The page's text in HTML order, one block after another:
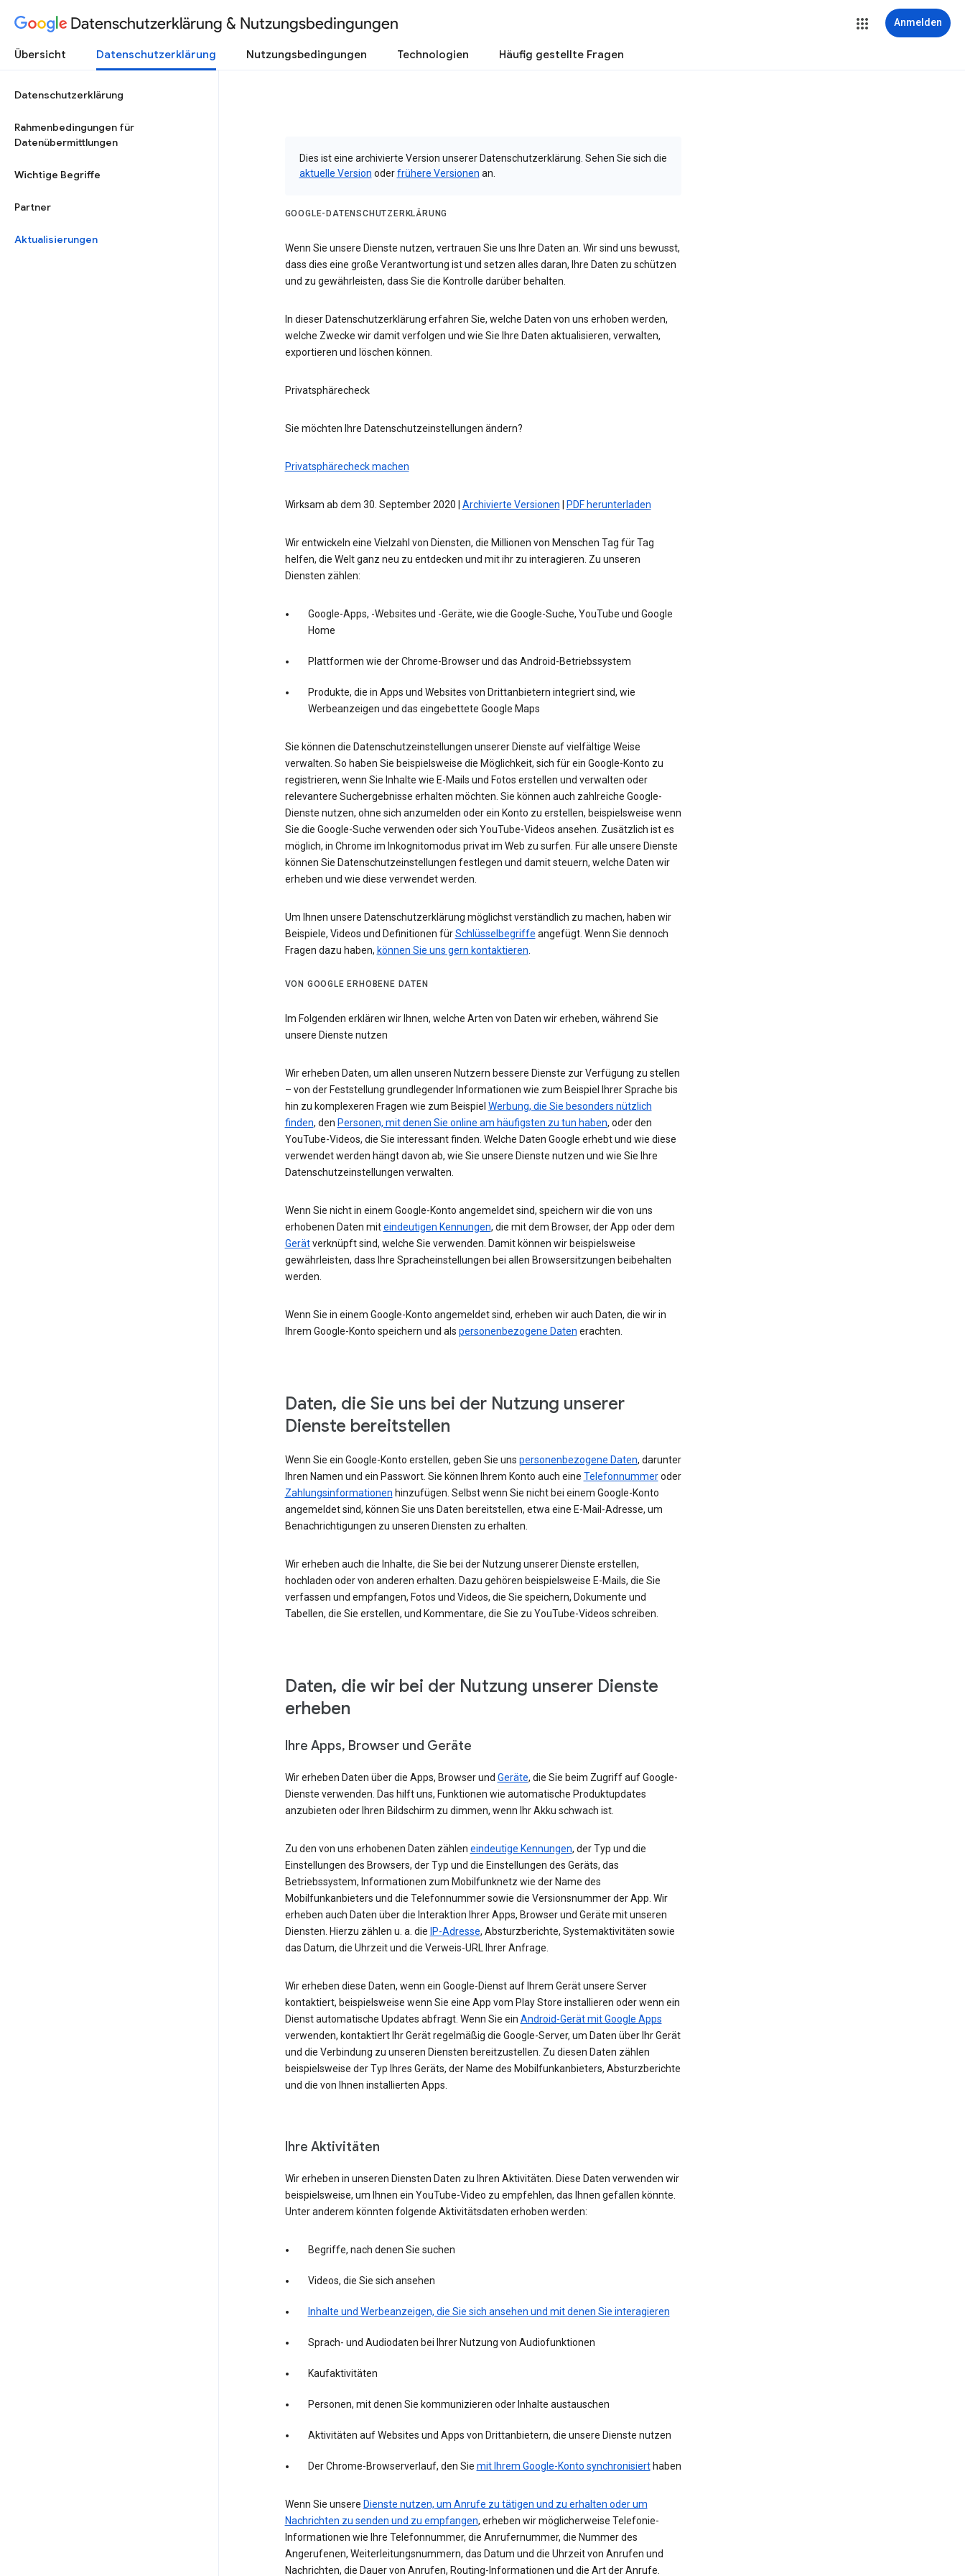
Datenschutzerklärung & Nutzungsbedingungen Anmelden
Übersicht Datenschutzerklärung Nutzungsbedingungen Technologien Häufig gestellte Fragen
Datenschutzerklärung
Rahmenbedingungen für
Datenübermittlungen
Wichtige Begriffe
Partner
Aktualisierungen
Dies ist eine archivierte Version unserer Datenschutzerklärung. Sehen Sie sich die
aktuelle Version oderfrühere Versionen an.
GOOGLE-DATENSCHUTZERKLÄRUNG
Wenn Sie unsere Dienste nutzen, vertrauen Sie uns Ihre Daten an. Wir sind uns bewusst,
dass dies eine große Verantwortung ist und setzen alles daran, Ihre Daten zu schützen
und zu gewährleisten, dass Sie die Kontrolle darüber behalten.
In dieser Datenschutzerklärung erfahren Sie, welche Daten von uns erhoben werden,
welche Zwecke wir damit verfolgen und wie Sie Ihre Daten aktualisieren, verwalten,
exportieren und löschen können.
Privatsphärecheck
Sie möchten Ihre Datenschutzeinstellungen ändern?
Privatsphärecheck machen
Wirksam ab dem 30. September 2020 | Archivierte Versionen PDF herunterladen
Wir entwickeln eine Vielzahl von Diensten, die Millionen von Menschen Tag für Tag
helfen, die Welt ganz neu zu entdecken und mit ihr zu interagieren. Zu unseren
Diensten zählen:
Google-Apps, -Websites und -Geräte, wie die Google-Suche, YouTube und Google
Home
Plattformen wie der Chrome-Browser und das Android-Betriebssystem
Produkte, die in Apps und Websites von Drittanbietern integriert sind, wie
Werbeanzeigen und das eingebettete Google Maps
Sie können die Datenschutzeinstellungen unserer Dienste auf vielfältige Weise
verwalten. So haben Sie beispielsweise die Möglichkeit, sich für ein Google-Konto zu
registrieren, wenn Sie Inhalte wie E-Mails und Fotos erstellen und verwalten oder
relevantere Suchergebnisse erhalten möchten. Sie können auch zahlreiche Google-
Dienste nutzen, ohne sich anzumelden oder ein Konto zu erstellen, beispielsweise wenn
Sie die Google-Suche verwenden oder sich YouTube-Videos ansehen. Zusätzlich ist es
möglich, in Chrome im Inkognitomodus privat im Web zu surfen. Für alle unsere Dienste
können Sie Datenschutzeinstellungen festlegen und damit steuern, welche Daten wir
erheben und wie diese verwendet werden.
Um Ihnen unsere Datenschutzerklärung möglichst verständlich zu machen, haben wir
Beispiele, Videos und Definitionen fürSchlüsselbegriffe angefügt. Wenn Sie dennoch
Fragen dazu haben, können Sie uns gern kontaktieren.
VON GOOGLE ERHOBENE DATEN
Im Folgenden erklären wir Ihnen, welche Arten von Daten wir erheben, während Sie
unsere Dienste nutzen
Wir erheben Daten, um allen unseren Nutzern bessere Dienste zur Verfügung zu stellen
– von der Feststellung grundlegender Informationen wie zum Beispiel Ihrer Sprache bis
hin zu komplexeren Fragen wie zum Beispiel Werbung, die Sie besonders nützlich
finden, den Personen, mit denen Sie online am häufigsten zu tun haben, oder den
YouTube-Videos, die Sie interessant finden. Welche Daten Google erhebt und wie diese
verwendet werden hängt davon ab, wie Sie unsere Dienste nutzen und wie Sie Ihre
Datenschutzeinstellungen verwalten.
Wenn Sie nicht in einem Google-Konto angemeldet sind, speichern wir die von uns
erhobenen Daten miteindeutigen Kennungen, die mit dem Browser, der App oder dem
Gerätverknüpft sind, welche Sie verwenden. Damit können wir beispielsweise
gewährleisten, dass Ihre Spracheinstellungen bei allen Browsersitzungen beibehalten
werden.
Wenn Sie in einem Google-Konto angemeldet sind, erheben wir auch Daten, die wir in
Ihrem Google-Konto speichern und als personenbezogene Daten erachten.
Daten, die Sie uns bei der Nutzung unserer
Dienste bereitstellen
Wenn Sie ein Google-Konto erstellen, geben Sie uns personenbezogene Daten, darunter
Ihren Namen und ein Passwort. Sie können Ihrem Konto auch eine Telefonnummeroder
Zahlungsinformationen hinzufügen. Selbst wenn Sie nicht bei einem Google-Konto
angemeldet sind, können Sie uns Daten bereitstellen, etwa eine E-Mail-Adresse, um
Benachrichtigungen zu unseren Diensten zu erhalten.
Wir erheben auch die Inhalte, die Sie bei der Nutzung unserer Dienste erstellen,
hochladen oder von anderen erhalten. Dazu gehören beispielsweise E-Mails, die Sie
verfassen und empfangen, Fotos und Videos, die Sie speichern, Dokumente und
Tabellen, die Sie erstellen, und Kommentare, die Sie zu YouTube-Videos schreiben.
Daten, die wir bei der Nutzung unserer Dienste
erheben
Ihre Apps, Browser und Geräte
Wir erheben Daten über die Apps, Browser und Geräte, die Sie beim Zugriff auf Google-
Dienste verwenden. Das hilft uns, Funktionen wie automatische Produktupdates
anzubieten oder Ihren Bildschirm zu dimmen, wenn Ihr Akku schwach ist.
Zu den von uns erhobenen Daten zählen eindeutige Kennungen, der Typ und die
Einstellungen des Browsers, der Typ und die Einstellungen des Geräts, das
Betriebssystem, Informationen zum Mobilfunknetz wie der Name des
Mobilfunkanbieters und die Telefonnummer sowie die Versionsnummer der App. Wir
erheben auch Daten über die Interaktion Ihrer Apps, Browser und Geräte mit unseren
Diensten. Hierzu zählen u. a. die IP-Adresse, Absturzberichte, Systemaktivitäten sowie
das Datum, die Uhrzeit und die Verweis-URL Ihrer Anfrage.
Wir erheben diese Daten, wenn ein Google-Dienst auf Ihrem Gerät unsere Server
kontaktiert, beispielsweise wenn Sie eine App vom Play Store installieren oder wenn ein
Dienst automatische Updates abfragt. Wenn Sie ein Android-Gerät mit Google Apps
verwenden, kontaktiert Ihr Gerät regelmäßig die Google-Server, um Daten über Ihr Gerät
und die Verbindung zu unseren Diensten bereitzustellen. Zu diesen Daten zählen
beispielsweise der Typ Ihres Geräts, der Name des Mobilfunkanbieters, Absturzberichte
und die von Ihnen installierten Apps.
Ihre Aktivitäten
Wir erheben in unseren Diensten Daten zu Ihren Aktivitäten. Diese Daten verwenden wir
beispielsweise, um Ihnen ein YouTube-Video zu empfehlen, das Ihnen gefallen könnte.
Unter anderem könnten folgende Aktivitätsdaten erhoben werden:
Begriffe, nach denen Sie suchen
Videos, die Sie sich ansehen
Inhalte und Werbeanzeigen, die Sie sich ansehen und mit denen Sie interagieren
Sprach- und Audiodaten bei Ihrer Nutzung von Audiofunktionen
Kaufaktivitäten
Personen, mit denen Sie kommunizieren oder Inhalte austauschen
Aktivitäten auf Websites und Apps von Drittanbietern, die unsere Dienste nutzen
Der Chrome-Browserverlauf, den Sie mit Ihrem Google-Konto synchronisierthaben
Wenn Sie unsere Dienste nutzen, um Anrufe zu tätigen und zu erhalten oder um
Nachrichten zu senden und zu empfangen, erheben wir möglicherweise Telefonie-
Informationen wie Ihre Telefonnummer, die Anrufernummer, die Nummer des
Angerufenen, Weiterleitungsnummern, das Datum und die Uhrzeit von Anrufen und
Nachrichten, die Dauer von Anrufen, Routing-Informationen und die Art der Anrufe.